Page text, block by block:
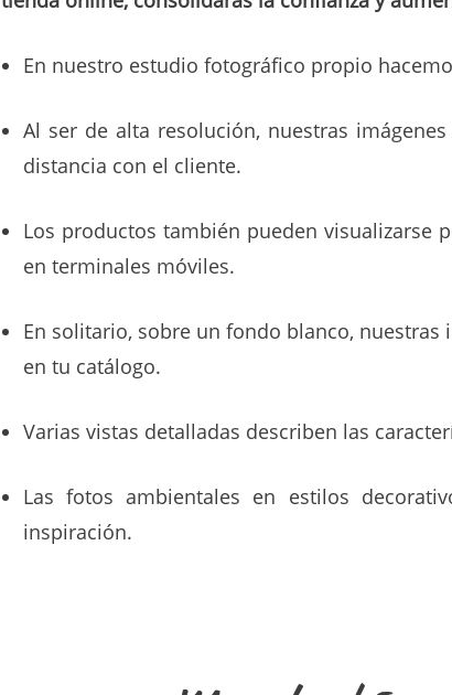
En nuestro estudio fotográfico propio
Al ser de alta resolución, nuestras
distancia con el cliente.
Los productos también pueden visualizarse
en terminales móviles.
En solitario, sobre un fondo blanco,
en tu catálogo.
Varias vistas detalladas describen las
Las fotos ambientales en estilos
inspiración.